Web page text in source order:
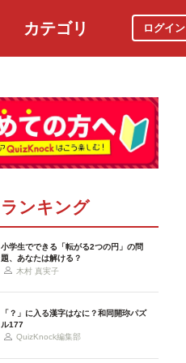
カテゴリ ログイン
ランキング
小学生でできる「転がる2つの円」の問
題、あなたは解ける？
木村 真実子
「？」に入る漢字はなに？和同開珎パズ
ル177
QuizKnock編集部